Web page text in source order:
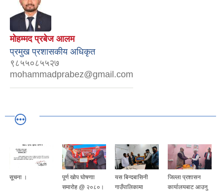
माेहम्मद प्रबेज आलम
प्रमुख प्रशासकीय अधिकृत
९८५५०८५५२७
mohammadprabez@gmail.com
सूचना ।
पूर्ण खोप घोषणाा
समारोह @ २०८०।
यस बिन्दबासिनी
गाउँपालिकामा
जिल्ला प्रशासन
कार्यालयबाट आउनु